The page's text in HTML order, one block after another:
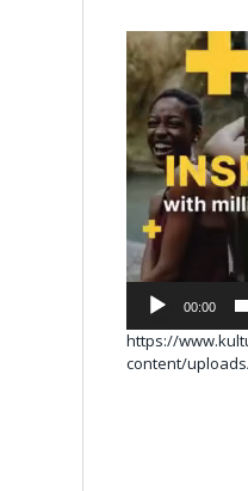
Video
oynatıcı
00:00
https://
content/